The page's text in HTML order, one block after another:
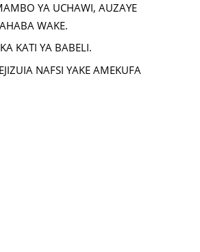
YA UCHAWI, AUZAYE
WAKE.
KATI YA BABELI.
NAFSI YAKE AMEKUFA